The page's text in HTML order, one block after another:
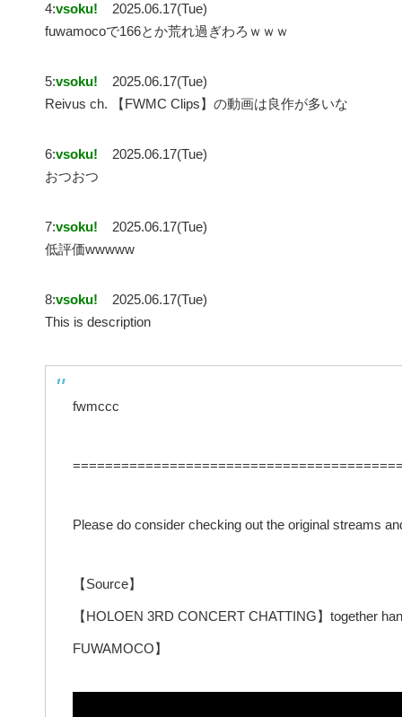
4:vsoku!
2025.06.17(Tue)
fuwamocoで166とか荒れ過ぎわろｗｗｗ
5:vsoku!
2025.06.17(Tue)
Reivus ch. 【FWMC Clips】の動画は良作が多いな
6:vsoku!
2025.06.17(Tue)
おつおつ
7:vsoku!
2025.06.17(Tue)
低評価wwwww
8:vsoku!
2025.06.17(Tue)
This is description
fwmccc
Please do consider checking out the original streams
【Source】
【HOLOEN 3RD CONCERT CHATTING】together
FUWAMOCO】